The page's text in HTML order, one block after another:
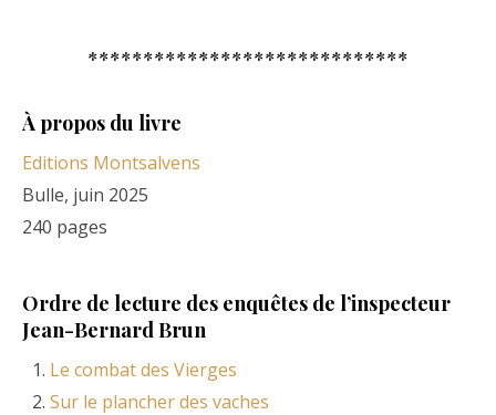
*****************************
À propos du livre
Editions Montsalvens
Bulle, juin 2025
240 pages
Ordre de lecture des enquêtes de l’inspecteur
Jean-Bernard Brun
Le combat des Vierges
Sur le plancher des vaches